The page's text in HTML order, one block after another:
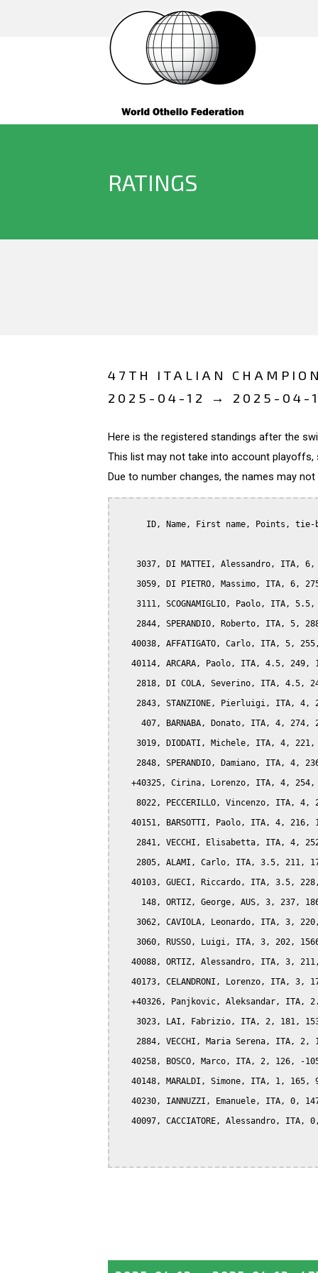
RATINGS
47TH ITALIAN
2025-04-12 → 2025-04-
Here is the registered standings after the
This list may not take into account playoffs,
Due to number changes, the names may
ID, Name, First name, Points, tie-
3037, DI MATTEI, Alessandro, ITA, 6,
3059, DI PIETRO, Massimo, ITA, 6,
3111, SCOGNAMIGLIO, Paolo, ITA, 5.5,
2844, SPERANDIO, Roberto, ITA, 5,
40038, AFFATIGATO, Carlo, ITA, 5,
40114, ARCARA, Paolo, ITA, 4.5, 249,
2818, DI COLA, Severino, ITA, 4.5,
2843, STANZIONE, Pierluigi, ITA, 4,
407, BARNABA, Donato, ITA, 4, 274,
3019, DIODATI, Michele, ITA, 4, 221,
2848, SPERANDIO, Damiano, ITA, 4,
+40325, Cirina, Lorenzo, ITA, 4, 254,
8022, PECCERILLO, Vincenzo, ITA, 4,
40151, BARSOTTI, Paolo, ITA, 4, 216,
2841, VECCHI, Elisabetta, ITA, 4,
2805, ALAMI, Carlo, ITA, 3.5, 211,
40103, GUECI, Riccardo, ITA, 3.5,
148, ORTIZ, George, AUS, 3, 237,
3062, CAVIOLA, Leonardo, ITA, 3,
3060, RUSSO, Luigi, ITA, 3, 202,
40088, ORTIZ, Alessandro, ITA, 3,
40173, CELANDRONI, Lorenzo, ITA, 3,
+40326, Panjkovic, Aleksandar, ITA,
3023, LAI, Fabrizio, ITA, 2, 181,
2884, VECCHI, Maria Serena, ITA, 2,
40258, BOSCO, Marco, ITA, 2, 126, -
40148, MARALDI, Simone, ITA, 1, 165,
40230, IANNUZZI, Emanuele, ITA, 0,
40097, CACCIATORE, Alessandro, ITA,